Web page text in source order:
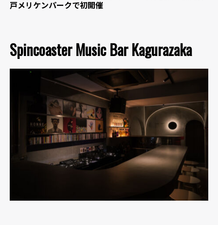
戸メリケンパークで初開催
Spincoaster Music Bar Kagurazaka